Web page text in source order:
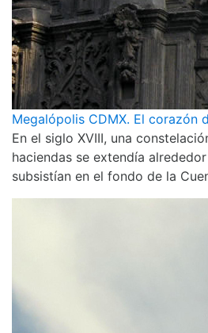
Megalópolis CDMX. El corazón
En el siglo XVIII, una
haciendas se extendía
subsistían en el fondo de la